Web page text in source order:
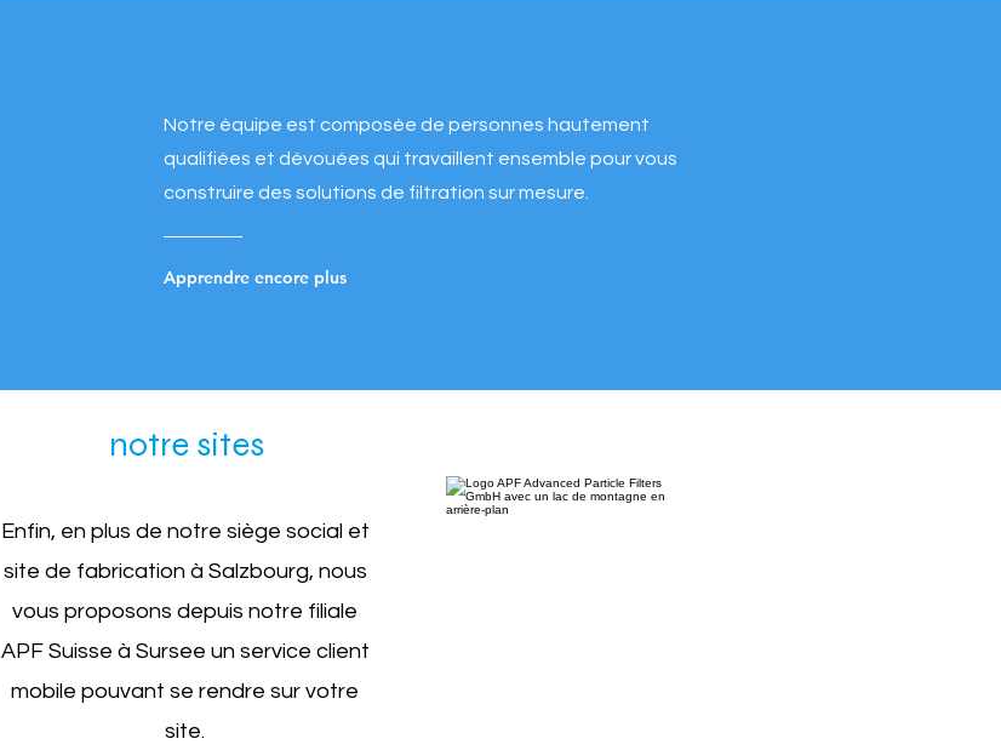
Notre équipe est composée de personnes hautement
qualifiées et dévouées qui travaillent ensemble pour vous
construire des solutions de filtration sur mesure.
Apprendre encore plus
notre sites
Enfin, en plus de notre siège social et
site de fabrication à Salzbourg, nous
vous proposons depuis notre filiale
APF Suisse à Sursee un service client
mobile pouvant se rendre sur votre
site.